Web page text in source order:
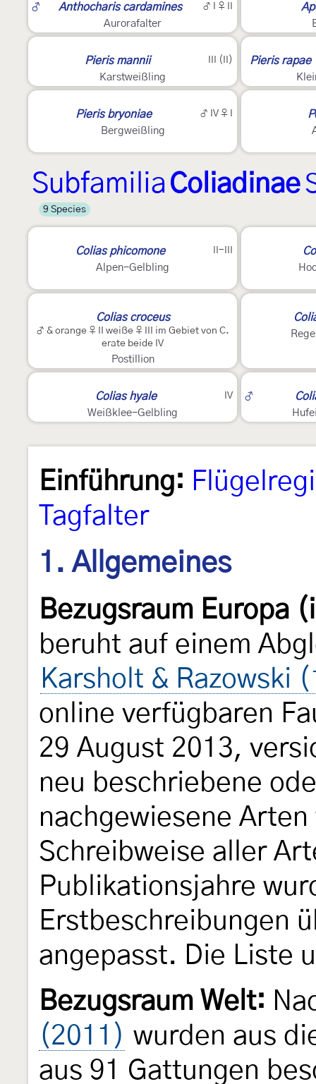
♂
Anthocharis cardamines ♂ I ♀ II
Aurorafalter
Pieris mannii
III (II)
Karstweißling
Pieris rapae
Pieris bryoniae
♂ IV ♀ I
Bergweißling
Subfamilia Coliadinae
9 Species
Colias phicomone
II-III
Alpen-Gelbling
Colias croceus
♂ & orange ♀ II weiße ♀ III im Gebiet von C.
erate beide IV
Postillion
Colias hyale
IV
Weißklee-Gelbling
♂
Einführung:
Tagfalter
1. Allgemeines
Bezugsraum Europa
beruht auf einem
Karsholt & Razowski
online verfügbaren
29 August 2013,
neu beschriebene
nachgewiesene
Schreibweise aller
Publikationsjahre
Erstbeschreibungen
angepasst. Die Liste
Bezugsraum Welt:
(2011) wurden aus
aus 91 Gattungen